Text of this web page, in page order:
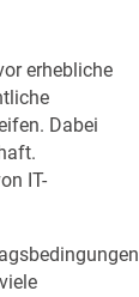
erhebliche
Dabei
IT-